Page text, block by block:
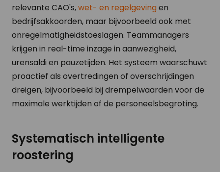
relevante CAO's,wet- en regelgeving en
bedrijfsakkoorden, maar bijvoorbeeld ook met
onregelmatigheidstoeslagen. Teammanagers
krijgen in real-time inzage in aanwezigheid,
urensaldi en pauzetijden. Het systeem waarschuwt
proactief als overtredingen of overschrijdingen
dreigen, bijvoorbeeld bij drempelwaarden voor de
maximale werktijden of de personeelsbegroting.
Systematisch intelligente
roostering